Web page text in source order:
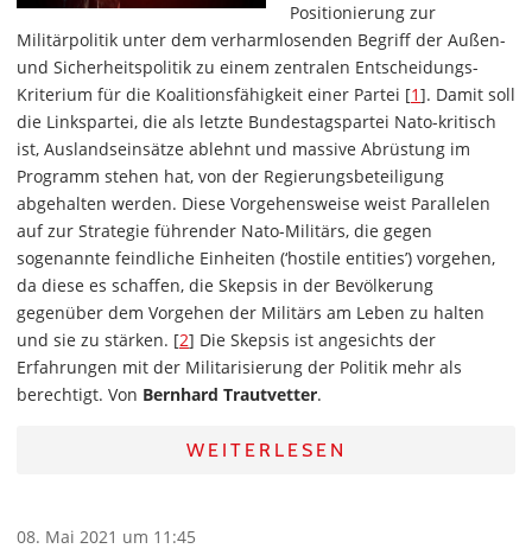
Positionierung zur
Militärpolitik unter dem verharmlosenden Begriff der Außen-
und Sicherheitspolitik zu einem zentralen Entscheidungs-
Kriterium für die Koalitionsfähigkeit einer Partei [1]. Damit soll
die Linkspartei, die als letzte Bundestagspartei Nato-kritisch
ist, Auslandseinsätze ablehnt und massive Abrüstung im
Programm stehen hat, von der Regierungsbeteiligung
abgehalten werden. Diese Vorgehensweise weist Parallelen
auf zur Strategie führender Nato-Militärs, die gegen
sogenannte feindliche Einheiten (‘hostile entities’) vorgehen,
da diese es schaffen, die Skepsis in der Bevölkerung
gegenüber dem Vorgehen der Militärs am Leben zu halten
und sie zu stärken. [2] Die Skepsis ist angesichts der
Erfahrungen mit der Militarisierung der Politik mehr als
berechtigt. Von Bernhard Trautvetter.
WEITERLESEN
08. Mai 2021 um 11:45